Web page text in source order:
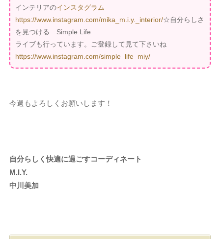
インテリアのインスタグラム
https://www.instagram.com/mika_m.i.y._interior/☆自分らしさ
を見つける Simple Life
ライブも行っています。ご登録して見て下さいね
https://www.instagram.com/simple_life_miy/
今週もよろしくお願いします！
自分らしく快適に過ごすコーディネート
M.I.Y.
中川美加